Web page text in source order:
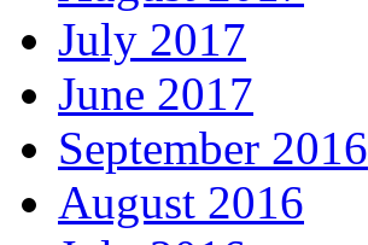
July 2017
June 2017
September 2016
August 2016